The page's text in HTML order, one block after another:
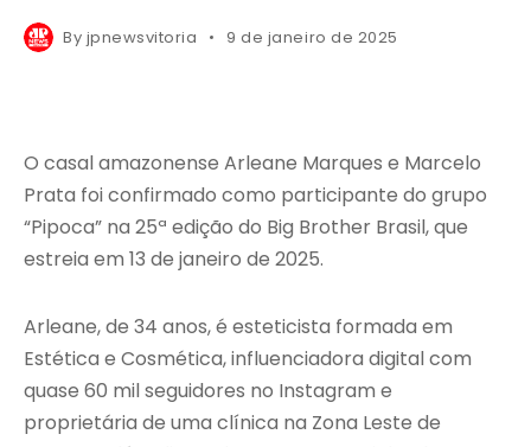
By jpnewsvitoria 9 de janeiro de 2025
O casal amazonense Arleane Marques e Marcelo
Prata foi confirmado como participante do grupo
“Pipoca” na 25ª edição do Big Brother Brasil, que
estreia em 13 de janeiro de 2025.
Arleane, de 34 anos, é esteticista formada em
Estética e Cosmética, influenciadora digital com
quase 60 mil seguidores no Instagram e
proprietária de uma clínica na Zona Leste de